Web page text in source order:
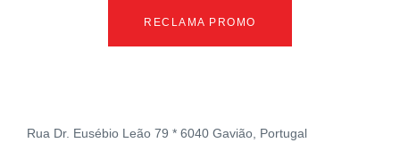
RECLAMA PROMO
Rua Dr. Eusébio Leão 79 * 6040 Gavião, Portugal